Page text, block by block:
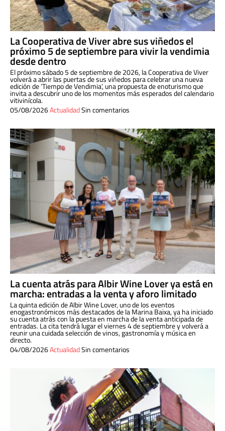
La Cooperativa de Viver abre sus viñedos el
próximo 5 de septiembre para vivir la vendimia
desde dentro
El próximo sábado 5 de septiembre de 2026, la Cooperativa de Viver
volverá a abrir las puertas de sus viñedos para celebrar una nueva
edición de ‘Tiempo de Vendimia’, una propuesta de enoturismo que
invita a descubrir uno de los momentos más esperados del calendario
vitivinícola.
05/08/2026ActualidadSin comentarios
La cuenta atrás para Albir Wine Lover ya está en
marcha: entradas a la venta y aforo limitado
La quinta edición de Albir Wine Lover, uno de los eventos
enogastronómicos más destacados de la Marina Baixa, ya ha iniciado
su cuenta atrás con la puesta en marcha de la venta anticipada de
entradas. La cita tendrá lugar el viernes 4 de septiembre y volverá a
reunir una cuidada selección de vinos, gastronomía y música en
directo.
04/08/2026ActualidadSin comentarios